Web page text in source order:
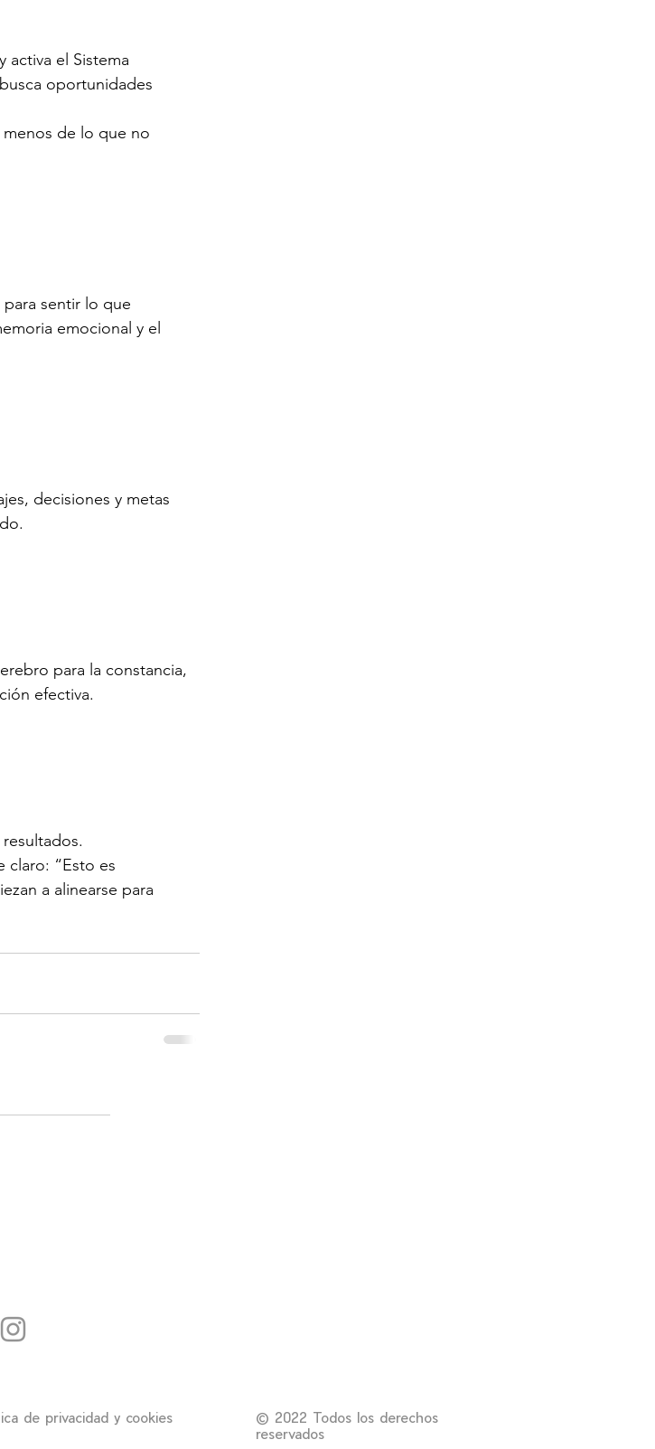
activa el Sistema
oportunidades
menos de lo que no
sentir lo que
emocional y el
decisiones y metas
para la constancia,
efectiva.
claro: “Esto es
a alinearse para
de privacidad y cookies
© 2022 Todos los derechos
reservados